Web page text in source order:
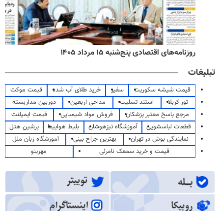
روزنامه‌های اقتصادی پنج‌شنبه ۱۵ مرداد ۱۴۰۵
تبلیغات
قیمت شیشه سکوریت سفیر خرید طلای آب شده
قیمت موکت
تور کربلا
استند تسلیت مداحی اربعین
دوربین مداربسته
مرجع پاسخ معتبر پزشکان
فروش مواد شیمیایی
قیمت ایمپلنت
قطعات لباسشویی
آموزشگاه تیزهوشان بلیط هواپیما
پرشین هتل
نمایندگی بوش در تهران
بهترین جراح بینی
آموزشگاه زبان ملل
قیمت و خرید سمعک نامرئی
مهرینو